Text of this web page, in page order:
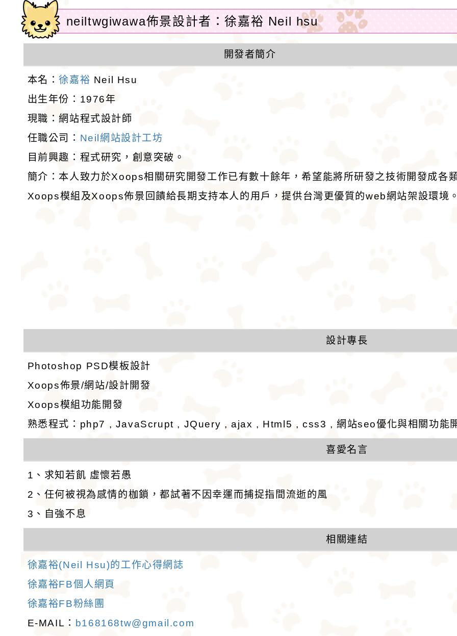
neiltwgiwawa佈景設計者：徐嘉裕 Neil hsu
開發者簡介
本名：徐嘉裕 Neil Hsu
出生年份：1976年
現職：網站程式設計師
任職公司： Neil網站設計工坊
目前興趣：程式研究，創意突破。
簡介：本人致力於Xoops相關研究開發工作已有數十餘年，希望能將所研發之技術開發成各
Xoops模組及Xoops佈景回饋給長期支持本人的用戶，提供台灣更優質的web網站架設環境
設計專長
Photoshop PSD模板設計
Xoops佈景/網站/設計開發
Xoops模組功能開發
熟悉程式：php7 , JavaScrupt , JQuery , ajax , Html5 , css3 , 網站seo優化與相關功能
喜愛名言
1、求知若飢 虛懷若愚
2、任何被視為感情的枷鎖，都試著不因幸運而捕捉指間流逝的風
3、自強不息
相關連結
徐嘉裕(Neil Hsu)的工作心得網誌
徐嘉裕FB個人網頁
徐嘉裕FB粉絲團
E-MAIL：
b168168tw@gmail.com